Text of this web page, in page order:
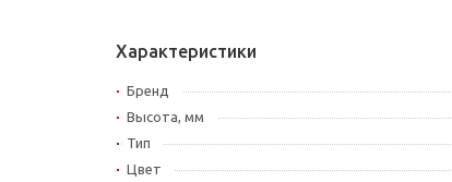
Характеристики
Бренд
Высота, мм
Тип
Цвет